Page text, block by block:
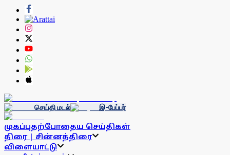
செய்தி மடல் இ-பேப்பர்
முகப்புதற்போதைய செய்திகள்
திரை | சின்னத்திரை
விளையாட்டு